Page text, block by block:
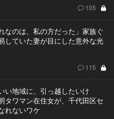
105
なのは、私の方だった」家族ぐ
していた妻が目にした意外な光
115
い地域に、引っ越したいけ
タワマン在住女が、千代田区セ
れないワケ